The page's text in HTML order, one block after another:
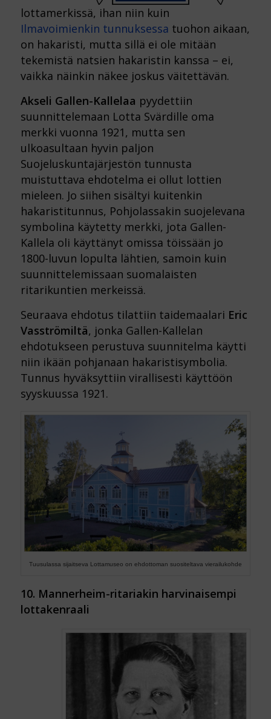
lottamerkissä, ihan niin kuin
Ilmavoimienkin tunnuksessa tuohon aikaan,
on hakaristi, mutta sillä ei ole mitään
tekemistä natsien hakaristin kanssa – ei,
vaikka näinkin näkee joskus väitettävän.
Akseli Gallen-Kallelaa pyydettiin
suunnittelemaan Lotta Svärdille oma
merkki vuonna 1921, mutta sen
ulkoasultaan hyvin paljon
Suojeluskuntajärjestön tunnusta
muistuttava ehdotelma ei ollut lottien
mieleen. Jo siihen sisältyi kuitenkin
hakaristitunnus, Pohjolassakin suojelevana
symbolina käytetty merkki, jota Gallen-
Kallela oli käyttänyt omissa töissään jo
1800-luvun lopulta lähtien, samoin kuin
suunnittelemissaan suomalaisten
ritarikuntien merkeissä.
Seuraava ehdotus tilattiin taidemaalari Eric
Vasströmiltä, jonka Gallen-Kallelan
ehdotukseen perustuva suunnitelma käytti
niin ikään pohjanaan hakaristisymbolia.
Tunnus hyväksyttiin virallisesti käyttöön
syyskuussa 1921.
Tuusulassa sijaitseva Lottamuseo on ehdottoman suositeltava vierailukohde
10. Mannerheim-ritariakin harvinaisempi
lottakenraali